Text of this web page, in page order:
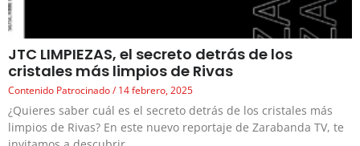
JTC LIMPIEZAS, el secreto detrás de los
cristales más limpios de Rivas
Contenido Patrocinado 14 febrero, 2025
¿Quieres saber cuál es el secreto detrás de los cristales más
limpios de Rivas? En este nuevo reportaje de Zarabanda TV, te